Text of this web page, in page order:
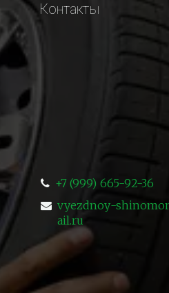
Контакты
+7 (999) 665-92-36
vyezdnoy-
ail.ru